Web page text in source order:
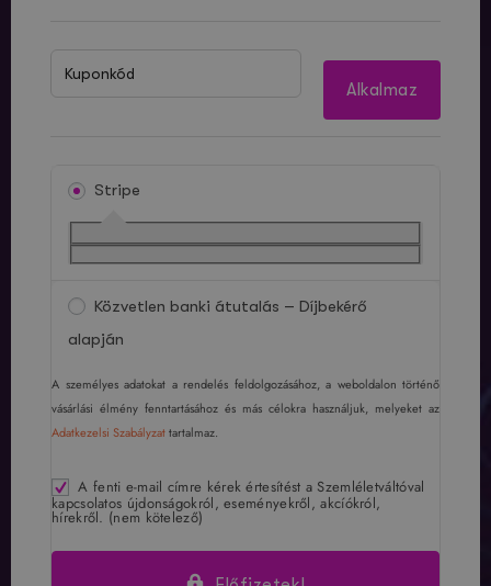
Alkalmaz
Stripe
Közvetlen banki átutalás – Díjbekérő
alapján
A személyes adatokat a rendelés feldolgozásához, a weboldalon történő
vásárlási élmény fenntartásához és más célokra használjuk, melyeket az
Adatkezelsi Szabályzattartalmaz.
A fenti e-mail címre kérek értesítést a Szemléletváltóval
kapcsolatos újdonságokról, eseményekről, akcíókról,
hírekről. (nem kötelező)